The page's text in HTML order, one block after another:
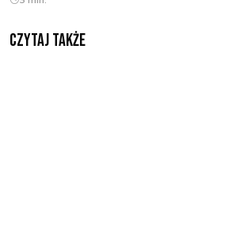
Czytaj także